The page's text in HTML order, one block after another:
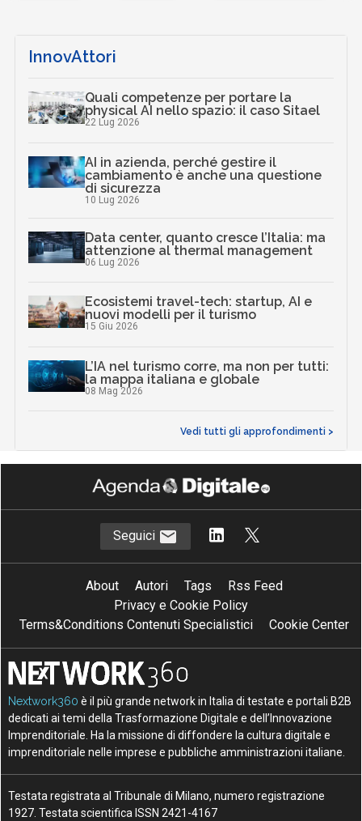
InnovAttori
Quali competenze per portare la
physical AI nello spazio: il caso Sitael
22 Lug 2026
AI in azienda, perché gestire il
cambiamento è anche una questione
di sicurezza
10 Lug 2026
Data center, quanto cresce l’Italia: ma
attenzione al thermal management
06 Lug 2026
Ecosistemi travel-tech: startup, AI e
nuovi modelli per il turismo
15 Giu 2026
L’IA nel turismo corre, ma non per tutti:
la mappa italiana e globale
08 Mag 2026
Vedi tutti gli approfondimenti >
Seguici
About Autori Tags
Rss Feed
Privacy e Cookie Policy
Terms&Conditions Contenuti Specialistici
Cookie Center
Nextwork360 è il più grande network in Italia di testate e portali B2B
dedicati ai temi della Trasformazione Digitale e dell’Innovazione
Imprenditoriale. Ha la missione di diffondere la cultura digitale e
imprenditoriale nelle imprese e pubbliche amministrazioni italiane.
Testata registrata al Tribunale di Milano, numero registrazione
1927. Testata scientifica ISSN 2421-4167